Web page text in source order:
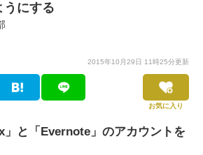
うにする
2015年10月29日 11時25分更新
お気に入り
と「Evernote」のアカウントを